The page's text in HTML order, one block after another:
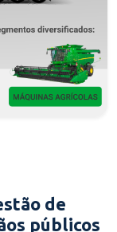
de
públicos